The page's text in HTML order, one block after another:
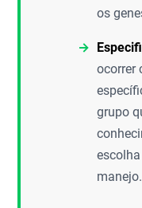
os
ocorrer
grupo
manejo.